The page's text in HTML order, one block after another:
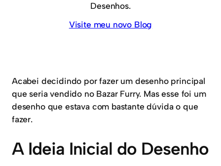
Desenhos.
Visite meu novo Blog
Acabei decidindo por fazer um desenho principal
que seria vendido no Bazar Furry. Mas esse foi um
desenho que estava com bastante dúvida o que
fazer.
A Ideia Inicial do Desenho